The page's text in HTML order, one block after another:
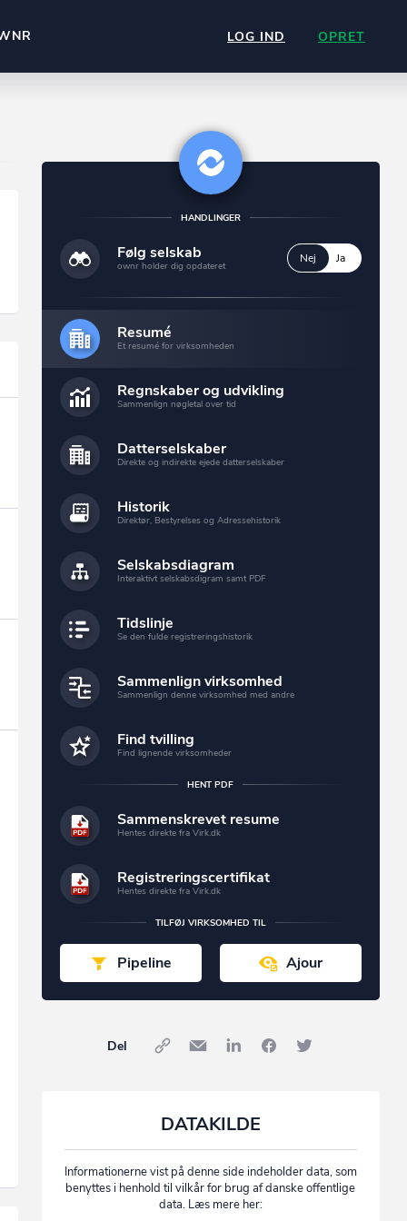
LOG IND OPRET
HANDLINGER
Følg selskab
ownr holder dig opdateret
Nej Ja
Resumé
Et resumé for virksomheden
Regnskaber og udvikling
Sammenlign nøgletal over tid
Datterselskaber
Direkte og indirekte ejede datterselskaber
Historik
Direktør, Bestyrelses og Adressehistorik
Selskabsdiagram
Interaktivt selskabsdigram samt PDF
Tidslinje
Se den fulde registreringshistorik
Sammenlign virksomhed
Sammenlign denne virksomhed med andre
Find tvilling
Find lignende virksomheder
HENT PDF
Sammenskrevet resume
Hentes direkte fra Virk.dk
Registreringscertifikat
Hentes direkte fra Virk.dk
TILFØJ VIRKSOMHED TIL
Pipeline Ajour
Del
DATAKILDE
Informationerne vist på denne side indeholder data, som
benyttes i henhold til vilkår for brug af danske offentlige
data. Læs mere her: